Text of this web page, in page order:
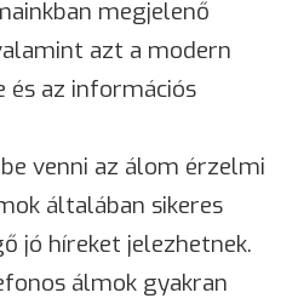
megjelenő
azt a modern
és az információs
venni az álom érzelmi
általában sikeres
jó híreket jelezhetnek.
álmok gyakran